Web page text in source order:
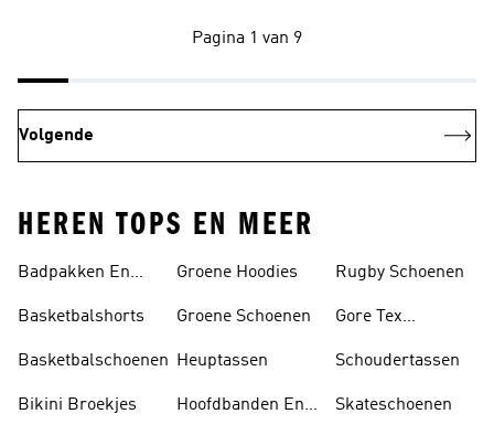
Pagina 1 van 9
Volgende
HEREN TOPS EN MEER
Badpakken En
Basketbalshorts
Basketbalschoenen
Bikini Broekjes
Groene Hoodies
Groene Schoenen
Heuptassen
Hoofdbanden En
Rugby Schoenen
Gore Tex
Schoudertassen
Skateschoenen